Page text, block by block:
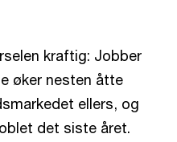
kraftig: Jobber
øker nesten åtte
ellers, og
det siste året.